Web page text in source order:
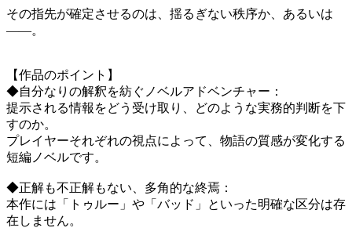
その指先が確定させるのは、揺るぎない秩序か、あるいは
――。
【作品のポイント】
◆自分なりの解釈を紡ぐノベルアドベンチャー：
提示される情報をどう受け取り、どのような実務的判断を下
すのか。
プレイヤーそれぞれの視点によって、物語の質感が変化する
短編ノベルです。
◆正解も不正解もない、多角的な終焉：
本作には「トゥルー」や「バッド」といった明確な区分は存
在しません。